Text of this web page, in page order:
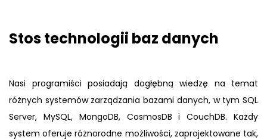
Stos technologii baz danych
Nasi programiści posiadają dogłębną wiedzę na temat
różnych systemów zarządzania bazami danych, w tym SQL
Server, MySQL, MongoDB, CosmosDB i CouchDB. Każdy
system oferuje różnorodne możliwości, zaprojektowane tak,